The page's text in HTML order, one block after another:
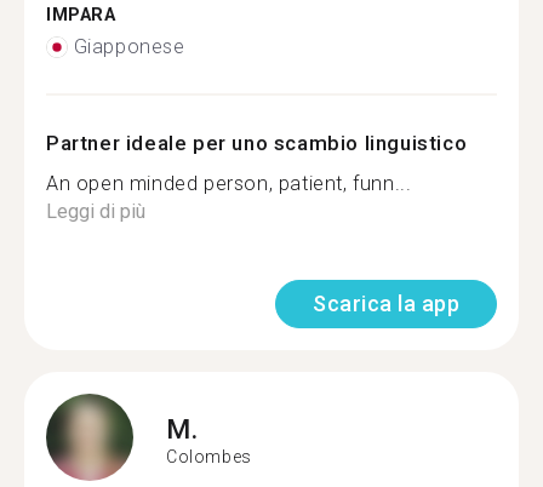
IMPARA
Giapponese
Partner ideale per uno scambio linguistico
An open minded person, patient, funn...
Leggi di più
Scarica la app
M.
Colombes